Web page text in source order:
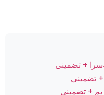
+ تضمینی
تضمینی
+ تضمینی